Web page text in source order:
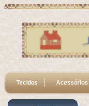
Tecidos Acessórios